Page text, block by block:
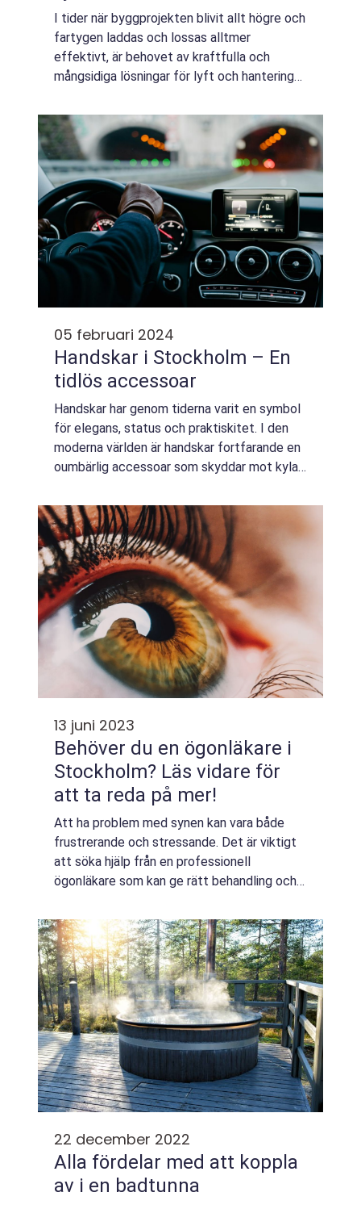
I tider när byggprojekten blivit allt högre och
fartygen laddas och lossas alltmer
effektivt, är behovet av kraftfulla och
mångsidiga lösningar för lyft och hantering
Pelarsvängkranar,...
05 februari 2024
Handskar i Stockholm – En
tidlös accessoar
Handskar har genom tiderna varit en symbol
för elegans, status och praktiskitet. I den
moderna världen är handskar fortfarande en
oumbärlig accessoar som skyddar mot kyla,
och med fun...
13 juni 2023
Behöver du en ögonläkare i
Stockholm? Läs vidare för
att ta reda på mer!
Att ha problem med synen kan vara både
frustrerande och stressande. Det är viktigt
att söka hjälp från en professionell
ögonläkare som kan ge rätt behandling och
22 december 2022
Alla fördelar med att koppla
av i en badtunna